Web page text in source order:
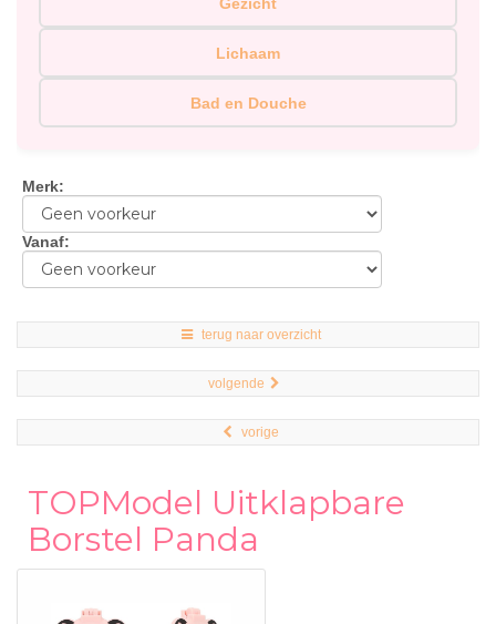
Lichaam
Bad en Douche
Merk:
Vanaf:
terug naar overzicht
volgende
vorige
TOPModel Uitklapbare
Borstel Panda